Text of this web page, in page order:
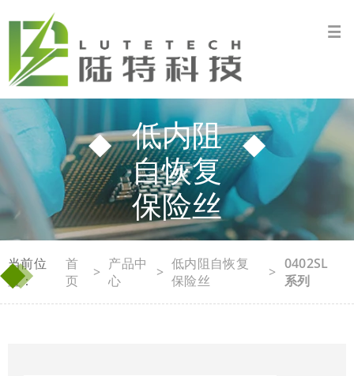
低内阻
自恢复
保险丝
◆
◆
当前位
置：
首
页
> 产品中
心
> 低内阻自恢复
保险丝
> 0402SL
系列